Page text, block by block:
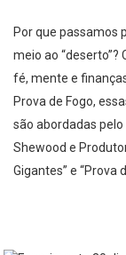
Por que passamos
meio ao
fé, mente e
Prova de Fogo,
são abordadas
Shewood e
Gigantes” e “Prova